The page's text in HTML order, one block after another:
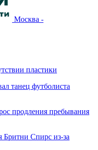
Москва -
пластики
танец футболиста
продления пребывания
Бритни Спирс из-за